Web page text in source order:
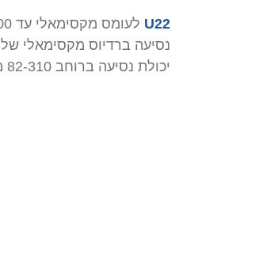
U22 לעומס מקסימאלי עד 2000 ק"ג
נסיעה ברדיוס מקסימאלי של 2000 מ"מ.
יכולת נסיעה ברוחב 82-310 מ"מ